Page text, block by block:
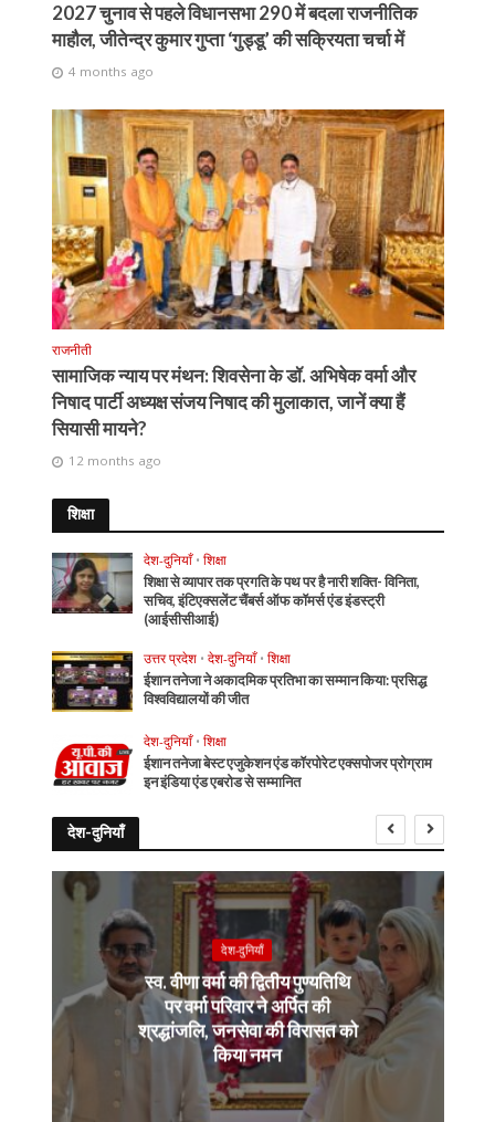
2027 चुनाव से पहले विधानसभा 290 में बदला राजनीतिक
माहौल, जीतेन्द्र कुमार गुप्ता ‘गुड्डू’ की सक्रियता चर्चा में
4 months ago
राजनीती
सामाजिक न्याय पर मंथन: शिवसेना के डॉ. अभिषेक वर्मा और
निषाद पार्टी अध्यक्ष संजय निषाद की मुलाकात, जानें क्या हैं
सियासी मायने?
12 months ago
शिक्षा
देश-दुनियाँ • शिक्षा
शिक्षा से व्यापार तक प्रगति के पथ पर है नारी शक्ति- विनिता,
सचिव, इंटिएक्सलेंट चैंबर्स ऑफ कॉमर्स एंड इंडस्ट्री
(आईसीसीआई)
उत्तर प्रदेश • देश-दुनियाँ • शिक्षा
ईशान तनेजा ने अकादमिक प्रतिभा का सम्मान किया: प्रसिद्ध
विश्वविद्यालयों की जीत
देश-दुनियाँ • शिक्षा
ईशान तनेजा बेस्ट एजुकेशन एंड कॉरपोरेट एक्सपोजर प्रोग्राम
इन इंडिया एंड एबरोड से सम्मानित
देश-दुनियाँ
देश-दुनियाँ
स्व. वीणा वर्मा की द्वितीय पुण्यतिथि
पर वर्मा परिवार ने अर्पित की
श्रद्धांजलि, जनसेवा की विरासत को
किया नमन